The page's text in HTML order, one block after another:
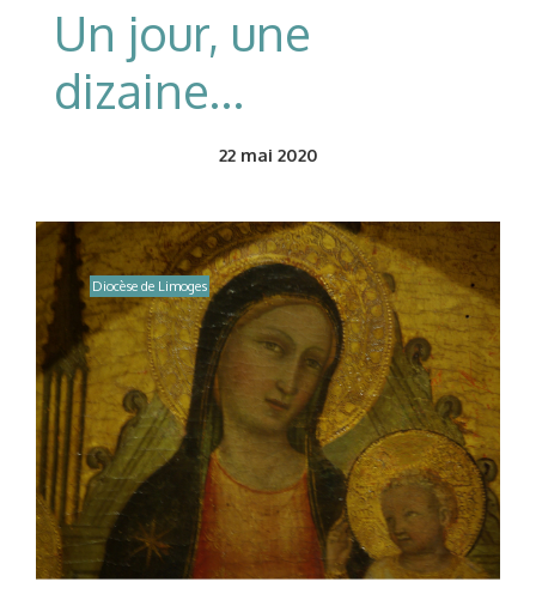
Un jour, une
dizaine…
22mai 2020
Diocèse de Limoges